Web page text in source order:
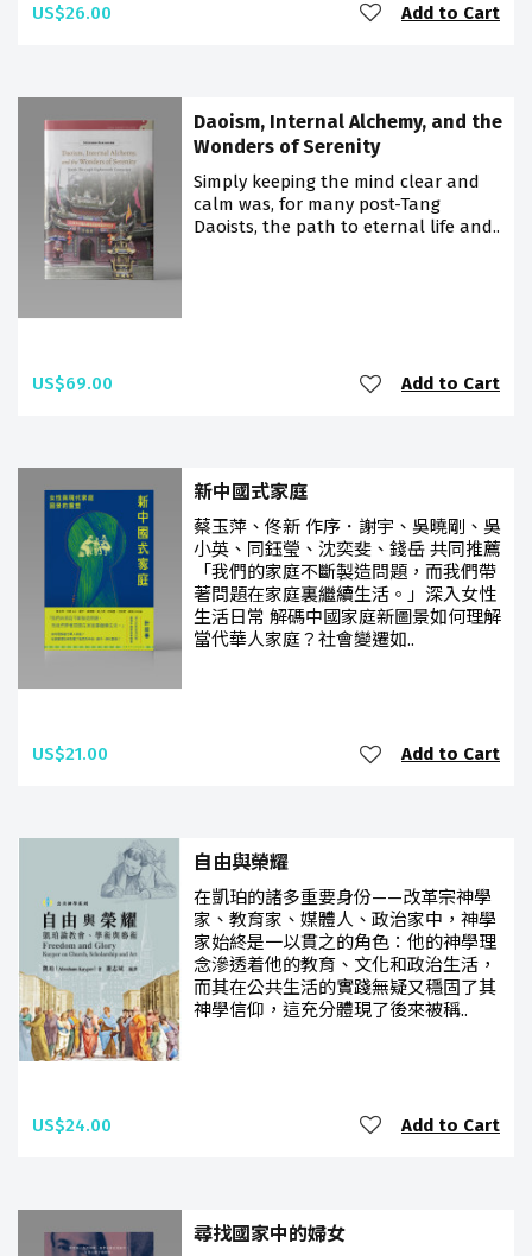
US$26.00 Add to Cart
Daoism, Internal Alchemy, and the
Wonders of Serenity
Simply keeping the mind clear and
calm was, for many post-Tang
Daoists, the path to eternal life and..
US$69.00 Add to Cart
新中國式家庭
蔡玉萍、佟新 作序．謝宇、吳曉剛、吳
小英、同鈺瑩、沈奕斐、錢岳 共同推薦
「我們的家庭不斷製造問題，而我們帶
著問題在家庭裏繼續生活。」深入女性
生活日常 解碼中國家庭新圖景如何理解
當代華人家庭？社會變遷如..
US$21.00 Add to Cart
自由與榮耀
在凱珀的諸多重要身份——改革宗神學
家、教育家、媒體人、政治家中，神學
家始終是一以貫之的角色：他的神學理
念滲透着他的教育、文化和政治生活，
而其在公共生活的實踐無疑又穩固了其
神學信仰，這充分體現了後來被稱..
US$24.00 Add to Cart
尋找國家中的婦女